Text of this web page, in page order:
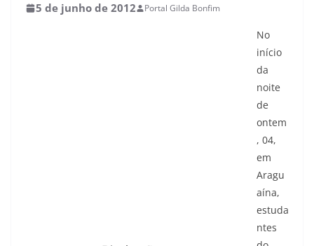
5 de junho de 2012 Portal Gilda Bonfim
No
início
da
noite
de
ontem
, 04,
em
Aragu
aína,
estuda
ntes